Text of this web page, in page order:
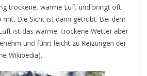
trockene, warme Luft und bringt oft
mit. Die Sicht ist dann getrübt. Bei dem
ist das warme, trockene Wetter aber
und führt leicht zu Reizungen der
Wikipedia).